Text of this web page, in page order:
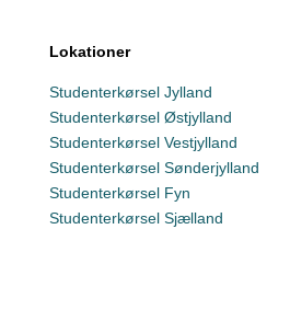
Lokationer
Studenterkørsel Jylland
Studenterkørsel Østjylland
Studenterkørsel Vestjylland
Studenterkørsel Sønderjylland
Studenterkørsel Fyn
Studenterkørsel Sjælland